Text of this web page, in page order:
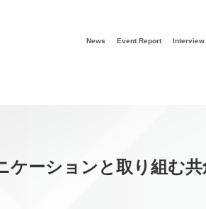
News Event Report Interview
ーションと取り組む